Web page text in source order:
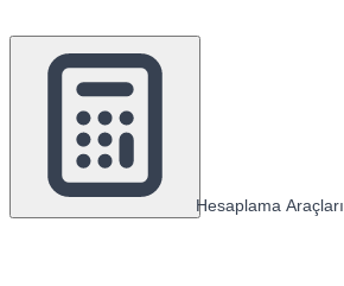
Hesaplama Araçları